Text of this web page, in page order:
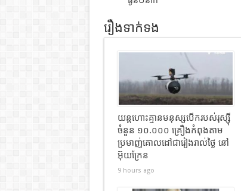
រឿងទាក់ទង
យន្តហោះគ្មានមនុស្សបើករបស់រុស្ស៊ី
ចំនួន ១០.០០០ គ្រឿងកំពុងតាម
ប្រមាញ់គោលដៅជារៀងរាល់ថ្ងៃ នៅ
អ៊ុយក្រែន
9 hours ago